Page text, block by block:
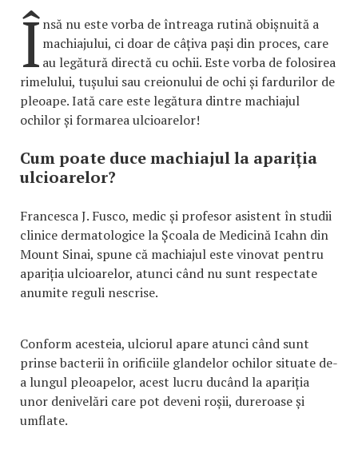
Însă nu este vorba de întreaga rutină obișnuită a
machiajului, ci doar de câțiva pași din proces, care
au legătură directă cu ochii. Este vorba de folosirea
rimelului, tușului sau creionului de ochi și fardurilor de
pleoape. Iată care este legătura dintre machiajul
ochilor și formarea ulcioarelor!
Cum poate duce machiajul la apariția
ulcioarelor?
Francesca J. Fusco, medic și profesor asistent în studii
clinice dermatologice la Școala de Medicină Icahn din
Mount Sinai, spune că machiajul este vinovat pentru
apariția ulcioarelor, atunci când nu sunt respectate
anumite reguli nescrise.
Conform acesteia, ulciorul apare atunci când sunt
prinse bacterii în orificiile glandelor ochilor situate de-
a lungul pleoapelor, acest lucru ducând la apariția
unor denivelări care pot deveni roșii, dureroase și
umflate.